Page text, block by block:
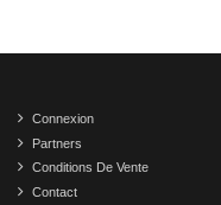
Connexion
Partners
Conditions De Vente
Contact